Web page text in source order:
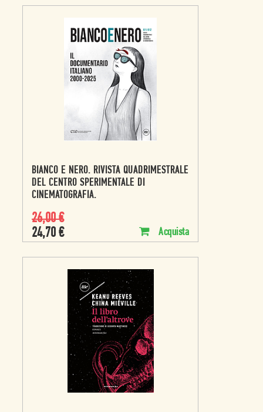
BIANCO E NERO. RIVISTA QUADRIMESTRALE
DEL CENTRO SPERIMENTALE DI
CINEMATOGRAFIA.
26,00€
24,70 € Acquista